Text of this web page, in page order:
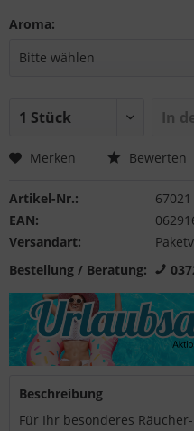
Aroma:
In
Merken Bewerten
Artikel-Nr.:
67021
EAN:
Versandart:
Bestellung / Beratung:
Beschreibung
Für Ihr besonderes